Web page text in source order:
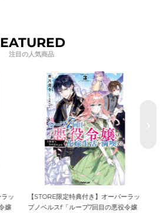
ラッ
嬢
【STORE限定特典付き】オーバーラッ
プノベルスf「ループ7回目の悪役令嬢